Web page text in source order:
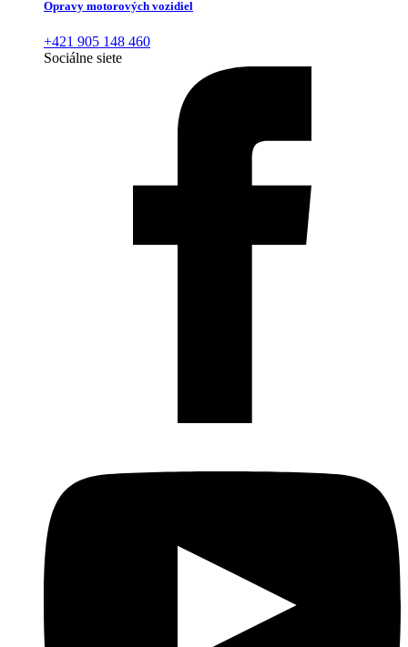
Opravy motorových vozidiel
+421 905 148 460
Sociálne siete